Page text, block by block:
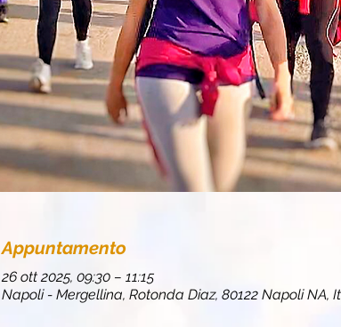
Appuntamento
26 ott 2025, 09:30 – 11:15
Napoli - Mergellina, Rotonda Diaz, 80122 Napoli NA,